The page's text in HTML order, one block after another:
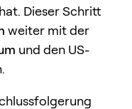
Dieser Schritt
weiter mit der
und den US-